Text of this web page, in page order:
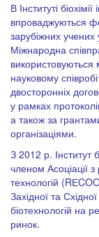
В Інституті
впроваджуються
зарубіжних
Міжнародна
науковому
двосторонніх
у рамках
а також за
організаціями.
З 2012 р. Інститут
членом Асоціації з
технологій
Західної та
біотехнологій на
ринок.